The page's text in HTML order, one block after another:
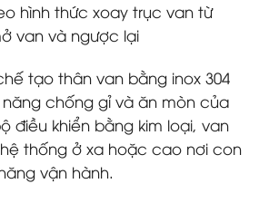
hình thức xoay trục van từ
van và ngược lại
tạo thân van bằng inox 304
chống gỉ và ăn mòn của
điều khiển bằng kim loại, van
thống ở xa hoặc cao nơi con
vận hành.